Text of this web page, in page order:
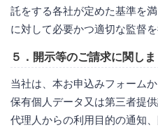
託をする各社が定めた基準を
に対して必要かつ適切な監督を
５．開示等のご請求に関し
当社は、本お申込みフォーム
保有個人データ又は第三者提
代理人からの利用目的の通知